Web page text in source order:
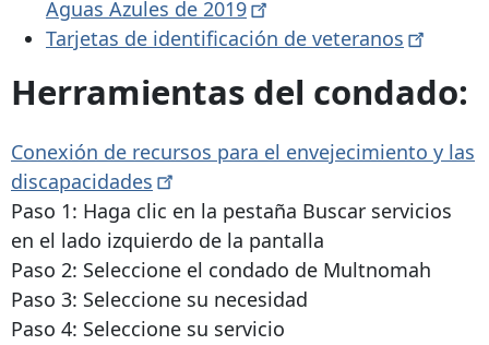
Aguas Azules de 2019
Tarjetas de identificación de veteranos
Herramientas del condado:
Conexión de recursos para el envejecimiento y las
discapacidades
Paso 1: Haga clic en la pestaña Buscar servicios
en el lado izquierdo de la pantalla
Paso 2: Seleccione el condado de Multnomah
Paso 3: Seleccione su necesidad
Paso 4: Seleccione su servicio